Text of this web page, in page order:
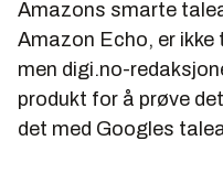
Amazons smarte
Amazon Echo, er ikke
men digi.no-
produkt for å prøve
det med Googles